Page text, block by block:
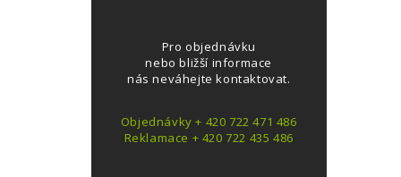
Pro objednávku
nebo bližší informace
nás neváhejte kontaktovat.
Objednávky + 420 722 471 486
Reklamace + 420 722 435 486